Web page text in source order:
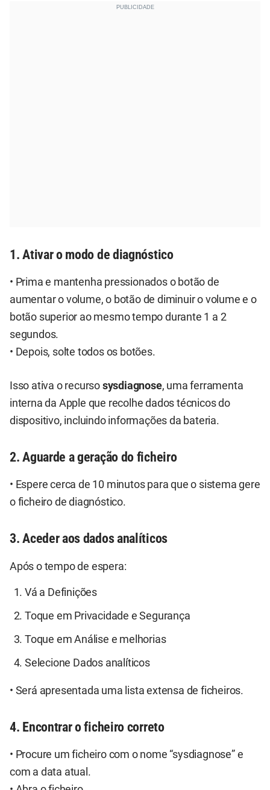
1. Ativar o modo de diagnóstico
• Prima e mantenha pressionados o botão de
aumentar o volume, o botão de diminuir o volume e o
botão superior ao mesmo tempo durante 1 a 2
segundos.
• Depois, solte todos os botões.
Isso ativa o recurso sysdiagnose, uma ferramenta
interna da Apple que recolhe dados técnicos do
dispositivo, incluindo informações da bateria.
2. Aguarde a geração do ficheiro
• Espere cerca de 10 minutos para que o sistema gere
o ficheiro de diagnóstico.
3. Aceder aos dados analíticos
Após o tempo de espera:
Vá a Definições
Toque em Privacidade e Segurança
Toque em Análise e melhorias
Selecione Dados analíticos
• Será apresentada uma lista extensa de ficheiros.
4. Encontrar o ficheiro correto
• Procure um ficheiro com o nome “sysdiagnose” e
com a data atual.